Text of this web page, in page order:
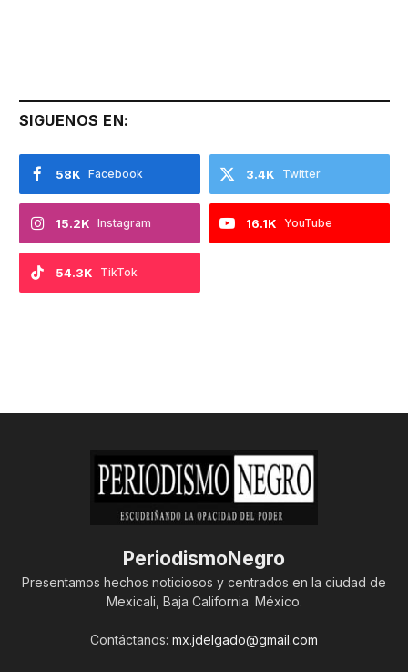
SIGUENOS EN:
Facebook
58K Twitter
3.4K
Instagram
15.2K YouTube
16.1K
TikTok
54.3K
PeriodismoNegro
Presentamos hechos noticiosos y centrados en la ciudad de
Mexicali, Baja California. México.
Contáctanos: mx.jdelgado@gmail.com